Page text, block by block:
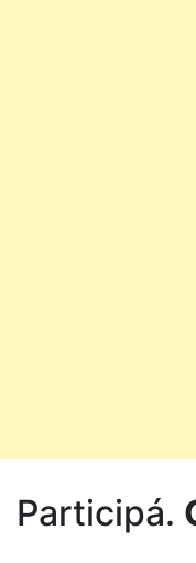
Participá.